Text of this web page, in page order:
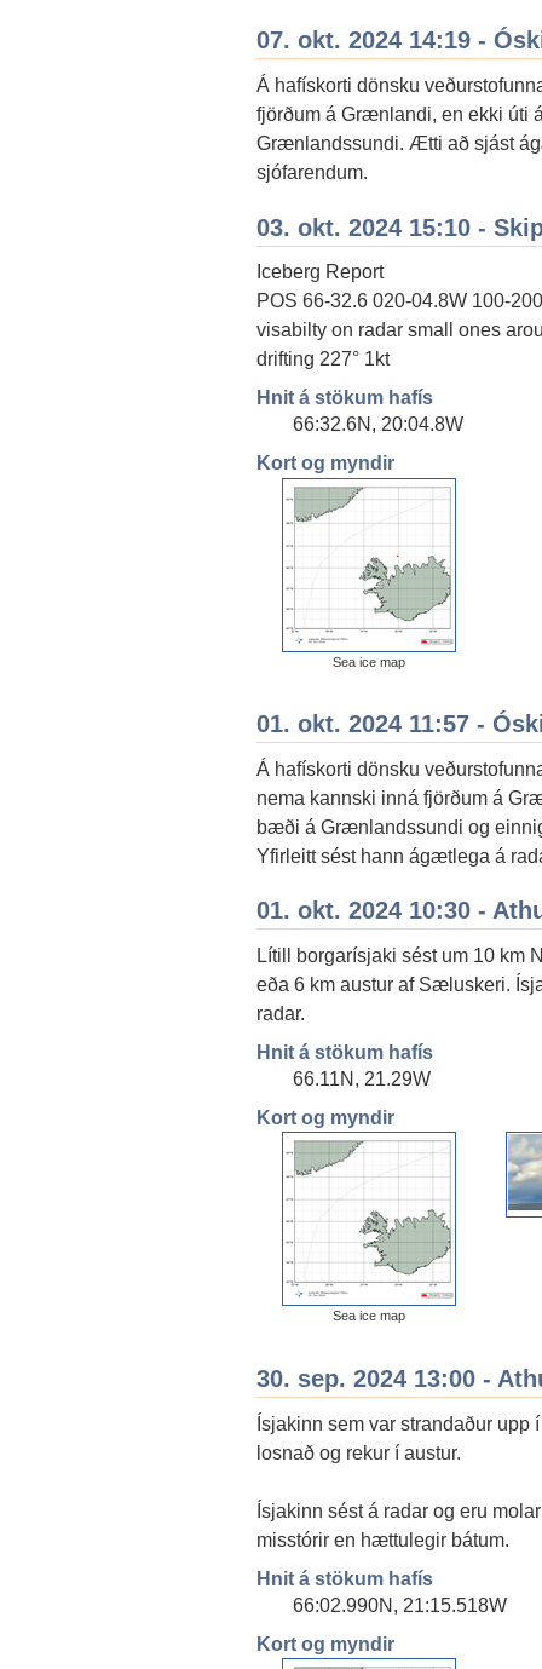
07. okt. 2024 14:19 -
Á hafískorti dönsku
fjörðum á Grænlandi, en ekki úti
Grænlandssundi. Ætti að sjást
sjófarendum.
03. okt. 2024 15:10 -
Iceberg Report
POS 66-32.6 020-04.8W 100-
visabilty on radar small ones
drifting 227° 1kt
Hnit á stökum hafís
66:32.6N, 20:04.8W
Kort og myndir
Sea ice map
01. okt. 2024 11:57 -
Á hafískorti dönsku
nema kannski inná fjörðum á
bæði á Grænlandssundi og
Yfirleitt sést hann ágætlega á
01. okt. 2024 10:30 -
Lítill borgarísjaki sést um 10 km
eða 6 km austur af Sæluskeri.
radar.
Hnit á stökum hafís
66.11N, 21.29W
Kort og myndir
Sea ice map
30. sep. 2024 13:00 -
Ísjakinn sem var strandaður upp
losnað og rekur í austur.
Ísjakinn sést á radar og eru
misstórir en hættulegir bátum.
Hnit á stökum hafís
66:02.990N, 21:15.518W
Kort og myndir